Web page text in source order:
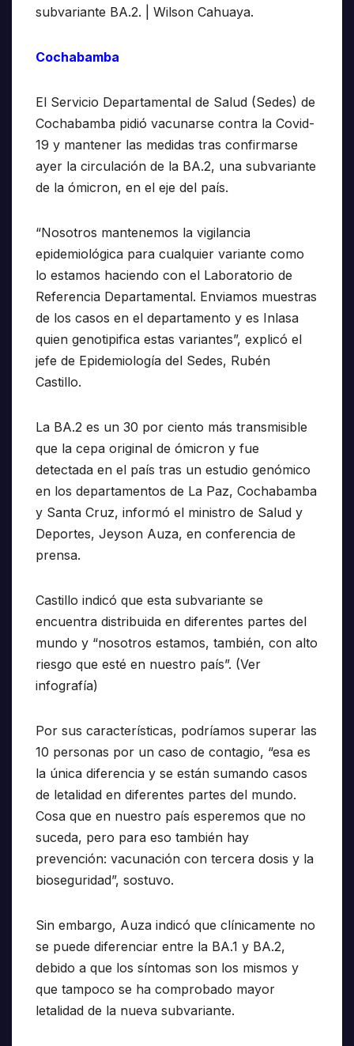
subvariante BA.2. | Wilson Cahuaya.
Cochabamba
El Servicio Departamental de Salud (Sedes) de
Cochabamba pidió vacunarse contra la Covid-
19 y mantener las medidas tras confirmarse
ayer la circulación de la BA.2, una subvariante
de la ómicron, en el eje del país.
“Nosotros mantenemos la vigilancia
epidemiológica para cualquier variante como
lo estamos haciendo con el Laboratorio de
Referencia Departamental. Enviamos muestras
de los casos en el departamento y es Inlasa
quien genotipifica estas variantes”, explicó el
jefe de Epidemiología del Sedes, Rubén
Castillo.
La BA.2 es un 30 por ciento más transmisible
que la cepa original de ómicron y fue
detectada en el país tras un estudio genómico
en los departamentos de La Paz, Cochabamba
y Santa Cruz, informó el ministro de Salud y
Deportes, Jeyson Auza, en conferencia de
prensa.
Castillo indicó que esta subvariante se
encuentra distribuida en diferentes partes del
mundo y “nosotros estamos, también, con alto
riesgo que esté en nuestro país”. (Ver
infografía)
Por sus características, podríamos superar las
10 personas por un caso de contagio, “esa es
la única diferencia y se están sumando casos
de letalidad en diferentes partes del mundo.
Cosa que en nuestro país esperemos que no
suceda, pero para eso también hay
prevención: vacunación con tercera dosis y la
bioseguridad”, sostuvo.
Sin embargo, Auza indicó que clínicamente no
se puede diferenciar entre la BA.1 y BA.2,
debido a que los síntomas son los mismos y
que tampoco se ha comprobado mayor
letalidad de la nueva subvariante.